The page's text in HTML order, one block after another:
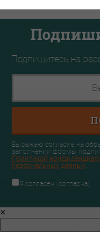
Подпишитесь на
Выражаю согласие на
заполнении формы
Политикой
персональных данных.
Я согласен (согласна)
×